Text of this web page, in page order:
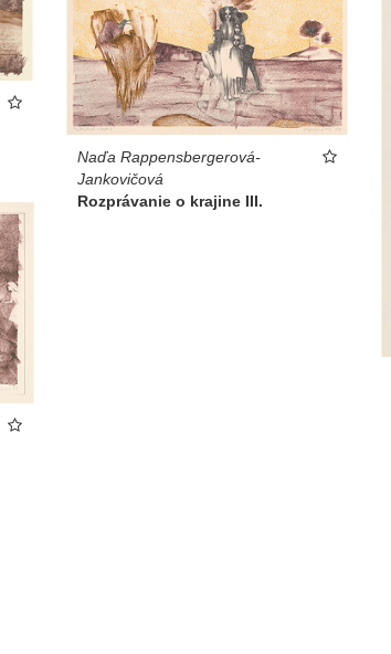
Naďa Rappensbergerová-
Jankovičová
Rozprávanie o krajine III.